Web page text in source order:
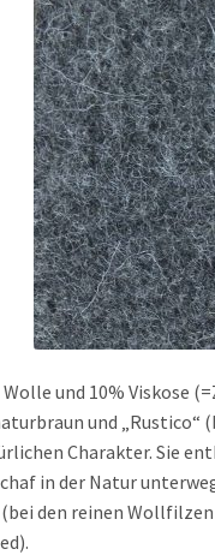
Wolle und 10% Viskose
und „Rustico“
Charakter. Sie
in der Natur
den reinen